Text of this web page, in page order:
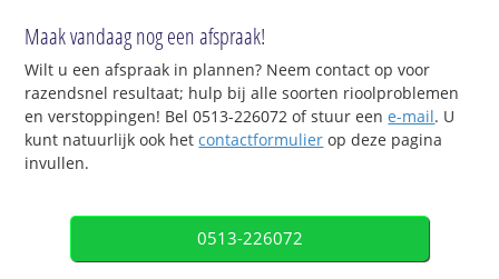
Maak vandaag nog een afspraak!
Wilt u een afspraak in plannen? Neem contact op voor
razendsnel resultaat; hulp bij alle soorten rioolproblemen
en verstoppingen! Bel 0513-226072 of stuur eene-mail. U
kunt natuurlijk ook hetcontactformulier op deze pagina
invullen.
0513-226072